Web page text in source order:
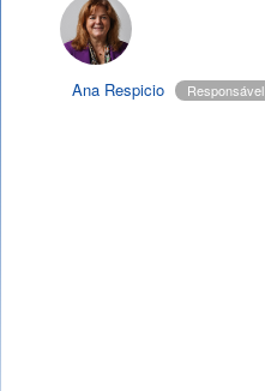
Ana Respicio Responsável